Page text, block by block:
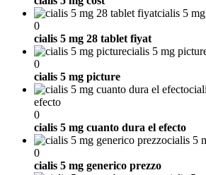
cialis 5
0
cialis 5 mg 28 tablet fiyat
cialis 5 mg
0
cialis 5 mg picture
efecto
0
cialis 5 mg cuanto dura el efecto
cialis 5
0
cialis 5 mg generico prezzo